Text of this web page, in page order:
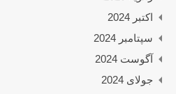
اکتبر 2024
سپتامبر 2024
آگوست 2024
جولای 2024